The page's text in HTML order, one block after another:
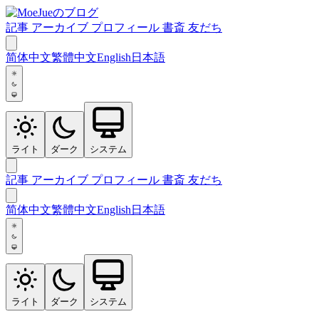
記事 アーカイブ プロフィール 書斎 友だち
简体中文繁體中文English 日本語
ライト ダーク システム
記事 アーカイブ プロフィール 書斎 友だち
简体中文繁體中文English 日本語
ライト ダーク システム